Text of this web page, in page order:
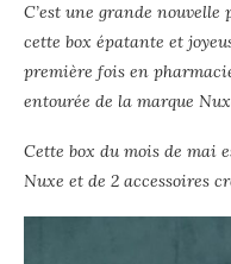
C’est une grande
cette box épatante et
première fois en
entourée de la marque
Cette box du mois de mai
Nuxe et de 2 accessoires